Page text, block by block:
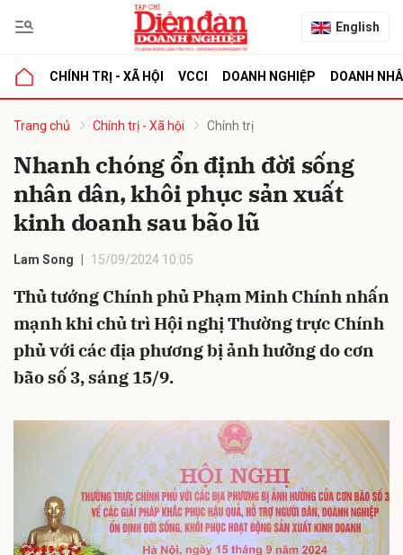
English
CHÍNH TRỊ - XÃ HỘI VCCI DOANH NGHIỆP DOANH
Trang chủ Chính trị - Xã hội Chính trị
Nhanh chóng ổn định đời sống
nhân dân, khôi phục sản xuất
kinh doanh sau bão lũ
Lam Song 15/09/2024 10:05
Thủ tướng Chính phủ Phạm Minh Chính nhấn
mạnh khi chủ trì Hội nghị Thường trực Chính
phủ với các địa phương bị ảnh hưởng do cơn
bão số 3, sáng 15/9.
luận
Hủy